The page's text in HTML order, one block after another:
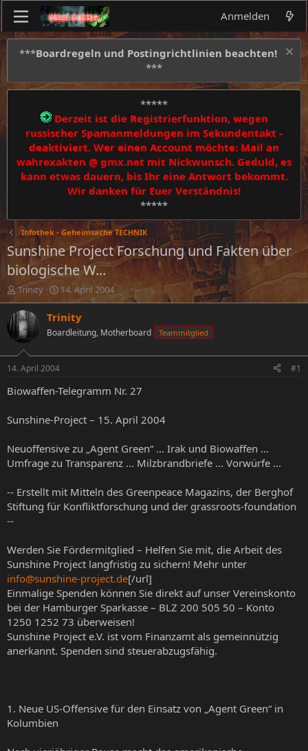
Anmelden
***Boardregeln und Postingrichtlinien beachten!
***
*****
Derzeit ist die Registrierfunktion, wegen
russischer Spamanmeldungen im Sekundentakt -
deaktiviert. Wer einen Account möchte: Mail an
wahrexakten @ gmx.net mit Nickwunsch. Geduld, es
kann etwas dauern, bis Ihr eine Antwort bekommt.
Wir danken für Euer Verständnis!
*****
Infothek - Geheimsache TECHNIK
Sunshine Project Forschung und Fakten über
biologische W...
E
r
s
t
e
l
e
r
Trinity
E
r
s
e
a
14. April 2004
Trinity
Boardleitung, Motherboard Teammitglied
14. April 2004 #1
Biowaffen-Telegramm Nr. 27
Sunshine-Project – 15. April 2004
Neuoffensive zu „Agent Green“ ... Irak und Biowaffen ...
Umfrage zu Transparenz ... Milzbrandbriefe ... Vorwürfe ...
-- Erstellt mit Mitteln des Greenpeace Magazins, der Berghof
Stiftung für Konfliktforschung und der grassroots-foundation
--
Werden Sie Fördermitglied – Helfen Sie mit, die Arbeit des
Sunshine Project langfristig zu sichern! Mehr unter
info@sunshine-project.de[/url]
Einmalige Spenden können Sie direkt auf unser Vereinskonto
bei der Hamburger Sparkasse – BLZ 200 505 50 – Konto
1250 1252 73 überweisen!
Sunshine Project e.V. ist vom Finanzamt als gemeinnützig
anerkannt. Spenden sind steuerabzugsfähig.
1. Neue US-Offensive für den Einsatz von „Agent Green“ in
Kolumbien